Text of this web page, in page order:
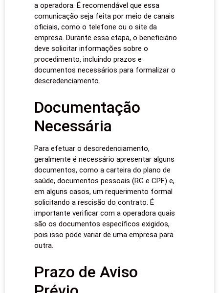
a operadora. É recomendável que essa
comunicação seja feita por meio de canais
oficiais, como o telefone ou o site da
empresa. Durante essa etapa, o beneficiário
deve solicitar informações sobre o
procedimento, incluindo prazos e
documentos necessários para formalizar o
descredenciamento.
Documentação
Necessária
Para efetuar o descredenciamento,
geralmente é necessário apresentar alguns
documentos, como a carteira do plano de
saúde, documentos pessoais (RG e CPF) e,
em alguns casos, um requerimento formal
solicitando a rescisão do contrato. É
importante verificar com a operadora quais
são os documentos específicos exigidos,
pois isso pode variar de uma empresa para
outra.
Prazo de Aviso